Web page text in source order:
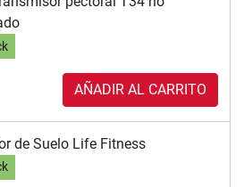
AÑADIR AL CARRITO
de Suelo Life Fitness